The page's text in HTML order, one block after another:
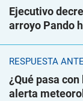
Ejecutivo
arroyo Pando
RESPUESTA
¿Qué pasa
alerta